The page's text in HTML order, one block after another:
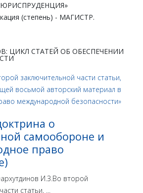
(степень) - МАГИСТР.
ЦИКЛ СТАТЕЙ ОБ ОБЕСПЕЧЕНИИ
о
самообороне и
право
И.З.Во второй
статьи, ...